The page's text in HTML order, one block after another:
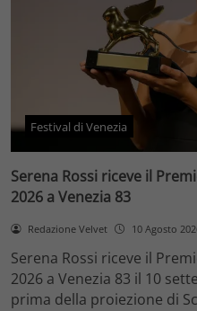
Festival di Venezia
Serena Rossi riceve il
2026 a Venezia 83
Redazione Velvet 10 Agosto
Serena Rossi riceve il
2026 a Venezia 83 il 10
prima della proiezione di